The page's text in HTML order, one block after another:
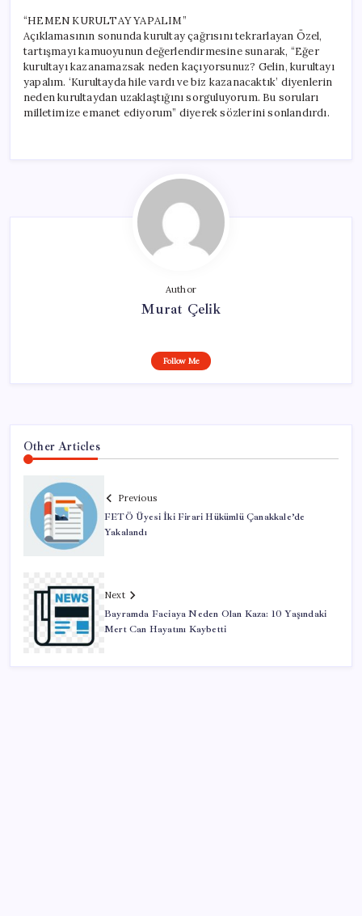
“HEMEN KURULTAY YAPALIM”
Açıklamasının sonunda kurultay çağrısını tekrarlayan Özel,
tartışmayı kamuoyunun değerlendirmesine sunarak, “Eğer
kurultayı kazanamazsak neden kaçıyorsunuz? Gelin, kurultayı
yapalım. ‘Kurultayda hile vardı ve biz kazanacaktık’ diyenlerin
neden kurultaydan uzaklaştığını sorguluyorum. Bu soruları
milletimize emanet ediyorum” diyerek sözlerini sonlandırdı.
Author
Murat Çelik
Follow Me
Other Articles
Previous
FETÖ Üyesi İki Firari Hükümlü Çanakkale’de
Yakalandı
Next
Bayramda Faciaya Neden Olan Kaza: 10 Yaşındaki
Mert Can Hayatını Kaybetti